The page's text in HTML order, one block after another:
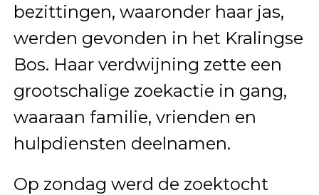
bezittingen, waaronder haar jas,
werden gevonden in het Kralingse
Bos. Haar verdwijning zette een
grootschalige zoekactie in gang,
waaraan familie, vrienden en
hulpdiensten deelnamen.
Op zondag werd de zoektocht